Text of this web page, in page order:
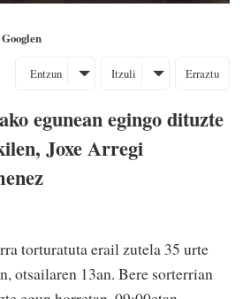
Entzun Itzuli Erraztu
egunean egingo dituzte
Joxe Arregi
torturatuta erail zutela 35 urte
otsailaren 13an. Bere sorterrian